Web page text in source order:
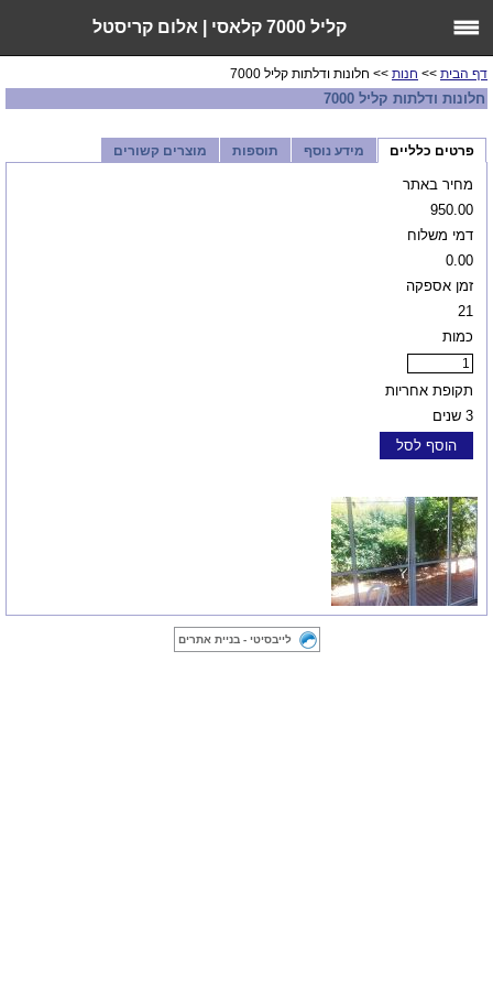
קליל 7000 קלאסי | אלום קריסטל
דף הבית >> חנות >> חלונות ודלתות קליל 7000
חלונות ודלתות קליל 7000
פרטים כלליים מידע נוסף תוספות מוצרים קשורים
מחיר באתר
950.00
דמי משלוח
0.00
זמן אספקה
21
כמות
תקופת אחריות
3 שנים
הוסף לסל
לייבסיטי - בניית אתרים